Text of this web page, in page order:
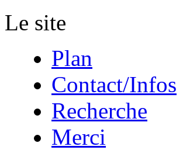
Le site
Plan
Contact/Infos
Recherche
Merci